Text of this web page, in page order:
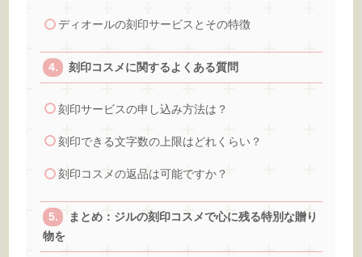
ディオールの刻印サービスとその特徴
刻印コスメに関するよくある質問
刻印サービスの申し込み方法は？
刻印できる文字数の上限はどれくらい？
刻印コスメの返品は可能ですか？
まとめ：ジルの刻印コスメで心に残る特別な贈り
物を